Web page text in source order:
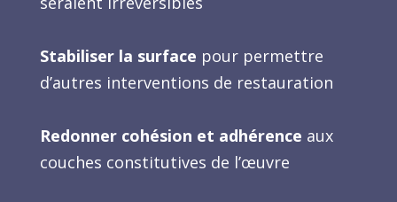
Stabiliser la surface pour permettre
d’autres interventions de restauration
Redonner cohésion et adhérence aux
couches constitutives de l’œuvre